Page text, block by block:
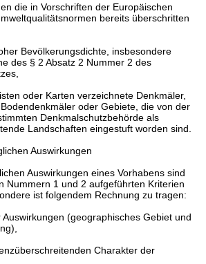
die in Vorschriften der Europäischen
bereits überschritten
Bevölkerungsdichte, insbesondere
des § 2 Absatz 2 Nummer 2 des
oder Karten verzeichnete Denkmäler,
oder Gebiete, die von der
Denkmalschutzbehörde als
Landschaften eingestuft worden sind.
Auswirkungen
Auswirkungen eines Vorhabens sind
Nummern 1 und 2 aufgeführten Kriterien
ist folgendem Rechnung zu tragen:
(geographisches Gebiet und
Charakter der